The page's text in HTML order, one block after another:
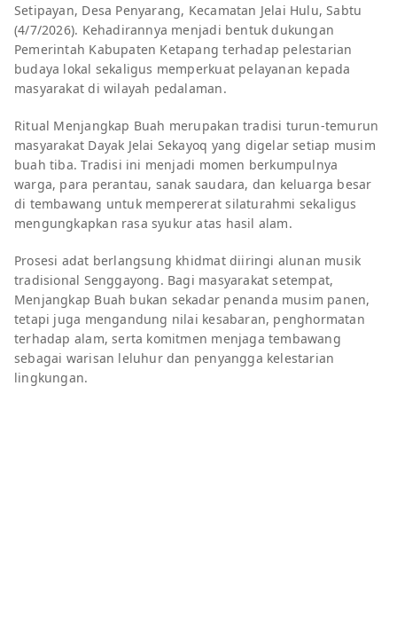
Setipayan, Desa Penyarang, Kecamatan Jelai Hulu, Sabtu
(4/7/2026). Kehadirannya menjadi bentuk dukungan
Pemerintah Kabupaten Ketapang terhadap pelestarian
budaya lokal sekaligus memperkuat pelayanan kepada
masyarakat di wilayah pedalaman.
Ritual Menjangkap Buah merupakan tradisi turun-temurun
masyarakat Dayak Jelai Sekayoq yang digelar setiap musim
buah tiba. Tradisi ini menjadi momen berkumpulnya
warga, para perantau, sanak saudara, dan keluarga besar
di tembawang untuk mempererat silaturahmi sekaligus
mengungkapkan rasa syukur atas hasil alam.
Prosesi adat berlangsung khidmat diiringi alunan musik
tradisional Senggayong. Bagi masyarakat setempat,
Menjangkap Buah bukan sekadar penanda musim panen,
tetapi juga mengandung nilai kesabaran, penghormatan
terhadap alam, serta komitmen menjaga tembawang
sebagai warisan leluhur dan penyangga kelestarian
lingkungan.